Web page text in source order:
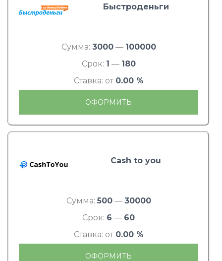
Быстроденьги
Сумма: 3000— 100000
Срок: 1 — 180
Ставка: от 0.00 %
ОФОРМИТЬ
Cash to you
Сумма: 500— 30000
Срок: 6 — 60
Ставка: от 0.00 %
ОФОРМИТЬ